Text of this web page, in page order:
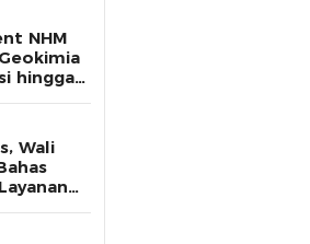
NHM
hingga
UNG
Wali